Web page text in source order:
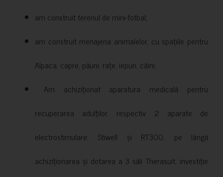
am construit terenul de mini-fotbal;
am construit menajeria animalelor, cu spațiile pentru
Alpaca, capre, păuni, rațe, iepuri, câini;
Am achiziționat aparatura medicală pentru
recuperarea adulților, respectiv 2 aparate de
electrostimulare: Stiwell și RT300, pe lângă
achiziționarea și dotarea a 3 săli Therasuit, investiție